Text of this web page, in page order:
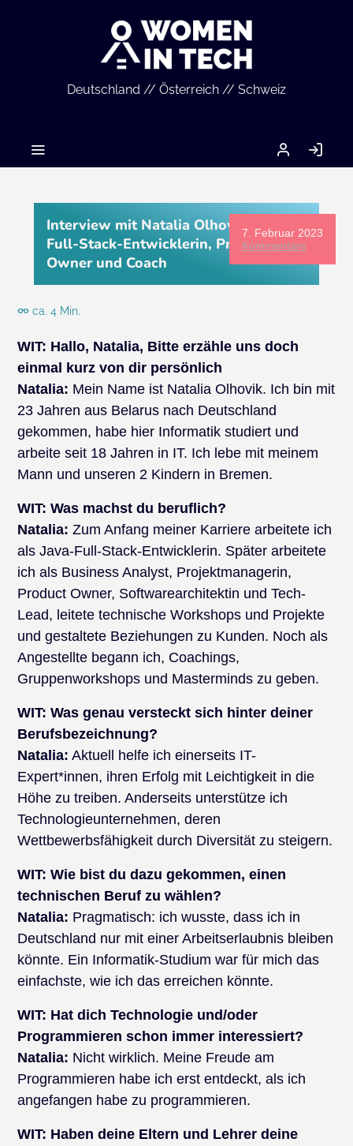
Deutschland // Österreich // Schweiz
MEIN
ACCOUNT
7. Februar 2023
Kommentare
Interview mit Natalia Olhovik, Java-
Full-Stack-Entwicklerin, Product
Owner und Coach
ca. 4 Min.
WIT: Hallo, Natalia, Bitte erzähle uns doch
einmal kurz von dir persönlich
Natalia: Mein Name ist Natalia Olhovik. Ich bin mit
23 Jahren aus Belarus nach Deutschland
gekommen, habe hier Informatik studiert und
arbeite seit 18 Jahren in IT. Ich lebe mit meinem
Mann und unseren 2 Kindern in Bremen.
WIT: Was machst du beruflich?
Natalia: Zum Anfang meiner Karriere arbeitete ich
als Java-Full-Stack-Entwicklerin. Später arbeitete
ich als Business Analyst, Projektmanagerin,
Product Owner, Softwarearchitektin und Tech-
Lead, leitete technische Workshops und Projekte
und gestaltete Beziehungen zu Kunden. Noch als
Angestellte begann ich, Coachings,
Gruppenworkshops und Masterminds zu geben.
WIT: Was genau versteckt sich hinter deiner
Berufsbezeichnung?
Natalia: Aktuell helfe ich einerseits IT-
Expert*innen, ihren Erfolg mit Leichtigkeit in die
Höhe zu treiben. Anderseits unterstütze ich
Technologieunternehmen, deren
Wettbewerbsfähigkeit durch Diversität zu steigern.
WIT: Wie bist du dazu gekommen, einen
technischen Beruf zu wählen?
Natalia: Pragmatisch: ich wusste, dass ich in
Deutschland nur mit einer Arbeitserlaubnis bleiben
könnte. Ein Informatik-Studium war für mich das
einfachste, wie ich das erreichen könnte.
WIT: Hat dich Technologie und/oder
Programmieren schon immer interessiert?
Natalia: Nicht wirklich. Meine Freude am
Programmieren habe ich erst entdeckt, als ich
angefangen habe zu programmieren.
WIT: Haben deine Eltern und Lehrer deine